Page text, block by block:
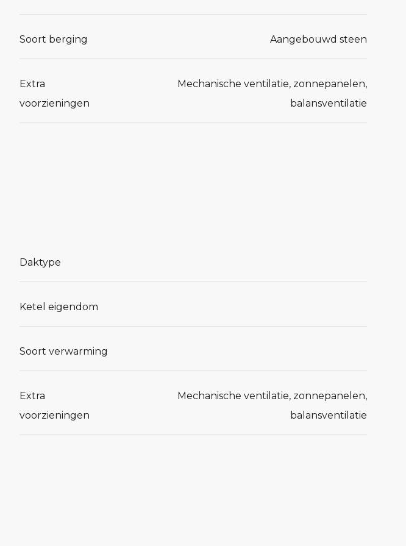
Soort berging Aangebouwd steen
Extra
voorzieningen
Mechanische ventilatie, zonnepanelen,
balansventilatie
Daktype
Ketel eigendom
Soort verwarming
Extra
voorzieningen
Mechanische ventilatie, zonnepanelen,
balansventilatie